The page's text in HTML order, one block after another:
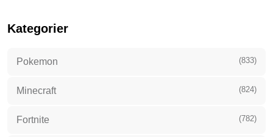
Kategorier
Pokemon (833)
Minecraft (824)
Fortnite (782)